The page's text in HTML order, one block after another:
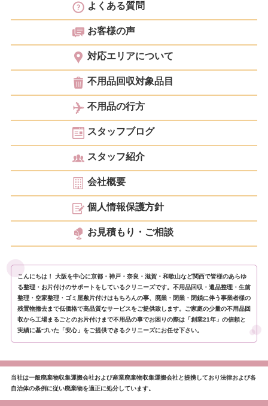
よくある質問
お客様の声
対応エリアについて
不用品回収対象品目
不用品の行方
スタッフブログ
スタッフ紹介
会社概要
個人情報保護方針
お見積もり・ご相談
こんにちは！ 大阪を中心に京都・神戸・奈良・滋賀・和歌山など関西で皆様のあらゆ
る整理・お片付けのサポートをしているクリニーズです。不用品回収・遺品整理・生前
整理・空家整理・ゴミ屋敷片付けはもちろんの事、廃業・閉業・閉鎖に伴う事業者様の
残置物撤去まで低価格で高品質なサービスをご提供致します。ご家庭の少量の不用品回
収から工場まるごとのお片付けまで不用品の事でお困りの際は「創業21年」の信頼と
実績に基づいた「安心」をご提供できるクリニーズにお任せ下さい。
当社は一般廃棄物収集運搬会社および産業廃棄物収集運搬会社と提携しており法律および各
自治体の条例に従い廃棄物を適正に処分しています。